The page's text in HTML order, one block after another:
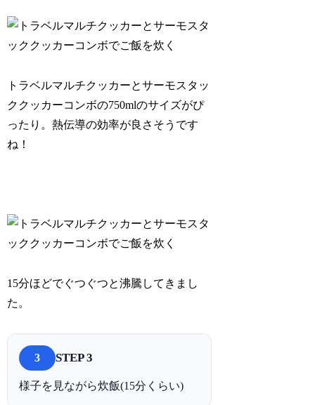
トラベルマルチクッカーとサーモスタッ
ククッカーコンボの750mlのサイズがぴ
ったり。熱伝導の効率が良さそうです
ね！
15分ほどでぐつぐつと沸騰してきまし
た。
3 STEP 3
様子を見ながら炊飯(15分くらい)